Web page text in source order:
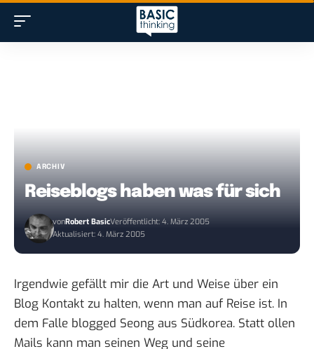
ARCHIV
Reiseblogs haben was für sich
vonRobert BasicVeröffentlicht: 4. März 2005
Aktualisiert: 4. März 2005
Irgendwie gefällt mir die Art und Weise über ein
Blog Kontakt zu halten, wenn man auf Reise ist. In
dem Falle blogged Seong aus Südkorea. Statt ollen
Mails kann man seinen Weg und seine